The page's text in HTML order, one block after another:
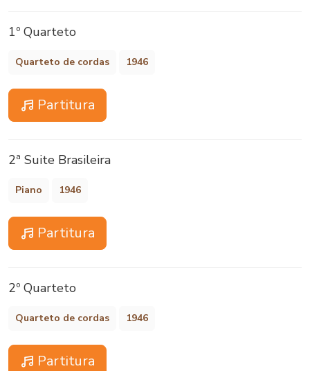
1º Quarteto
Quarteto de cordas 1946
Partitura
2ª Suite Brasileira
Piano 1946
Partitura
2º Quarteto
Quarteto de cordas 1946
Partitura